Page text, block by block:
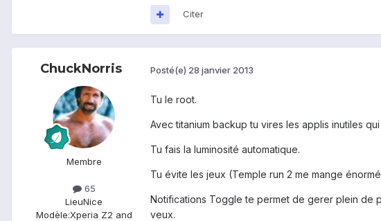
Citer
ChuckNorris
Membre
65
LieuNice
Modèle:Xperia Z2 and
Posté(e) 28 janvier 2013
Tu le root.
Avec titanium backup tu vires les applis inutiles
Tu fais la luminosité automatique.
Tu évite les jeux (Temple run 2 me mange
Notifications Toggle te permet de gerer plein de
veux.